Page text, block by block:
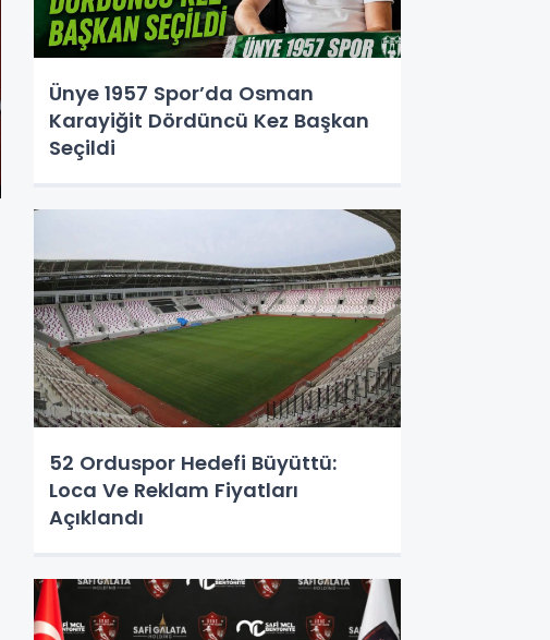
Ünye 1957 Spor’da Osman
Karayiğit Dördüncü Kez Başkan
Seçildi
52 Orduspor Hedefi Büyüttü:
Loca Ve Reklam Fiyatları
Açıklandı